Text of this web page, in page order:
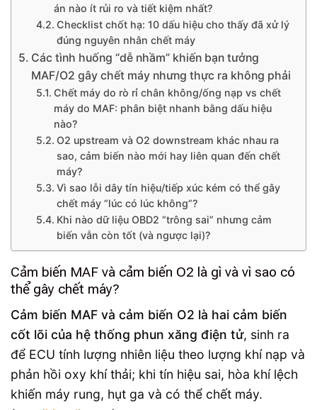
án nào ít rủi ro và tiết kiệm nhất?
Checklist chốt hạ: 10 dấu hiệu cho thấy đã xử lý
đúng nguyên nhân chết máy
Các tình huống “dễ nhầm” khiến bạn tưởng
MAF/O2 gây chết máy nhưng thực ra không phải
Chết máy do rò rỉ chân không/ống nạp vs chết
máy do MAF: phân biệt nhanh bằng dấu hiệu
nào?
O2 upstream và O2 downstream khác nhau ra
sao, cảm biến nào mới hay liên quan đến chết
máy?
Vì sao lỗi dây tín hiệu/tiếp xúc kém có thể gây
chết máy “lúc có lúc không”?
Khi nào dữ liệu OBD2 “trông sai” nhưng cảm
biến vẫn còn tốt (và ngược lại)?
Cảm biến MAF và cảm biến O2 là gì và vì sao có
thể gây chết máy?
Cảm biến MAF và cảm biến O2 là hai cảm biến
cốt lõi của hệ thống phun xăng điện tử, sinh ra
để ECU tính lượng nhiên liệu theo lượng khí nạp và
phản hồi oxy khí thải; khi tín hiệu sai, hòa khí lệch
khiến máy rung, hụt ga và có thể chết máy.